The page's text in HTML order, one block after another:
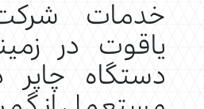
خدمات
یاقوت در
دستگاه